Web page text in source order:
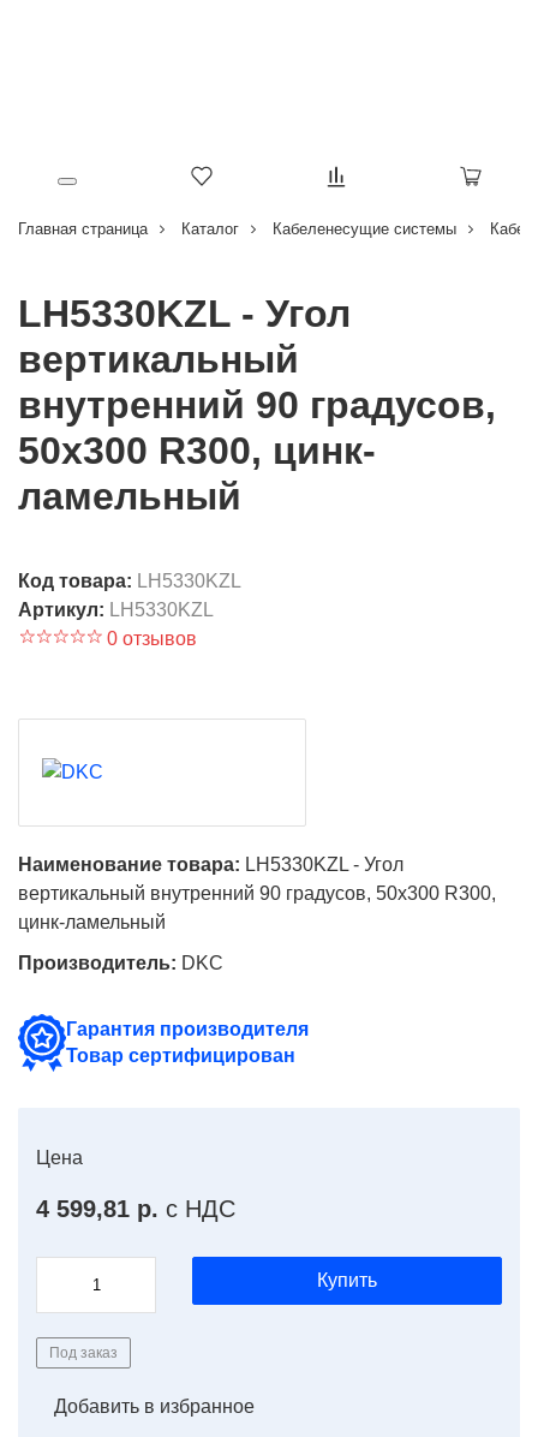
Главная страница Каталог Кабеленесущие системы
LH5330KZL - Угол
вертикальный
внутренний 90 градусов,
50х300 R300, цинк-
ламельный
Код товара: LH5330KZL
Артикул: LH5330KZL
0 отзывов
Наименование товара: LH5330KZL - Угол
вертикальный внутренний 90 градусов, 50х300 R300,
цинк-ламельный
Производитель: DKC
Гарантия производителя
Товар сертифицирован
Цена
4 599,81 р. с НДС
Купить
Под заказ
Добавить в избранное